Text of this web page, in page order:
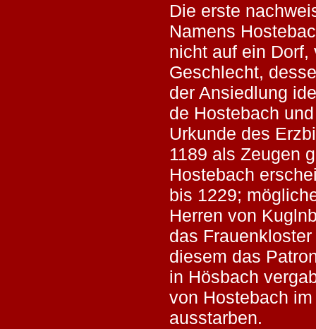
Die erste
Namens
nicht auf ein
Geschlecht,
der Ansiedlung
de Hostebach
Urkunde des
1189 als Zeugen
Hostebach
bis 1229;
Herren von
das
diesem das
in Hösbach
von Hostebach
ausstarben.